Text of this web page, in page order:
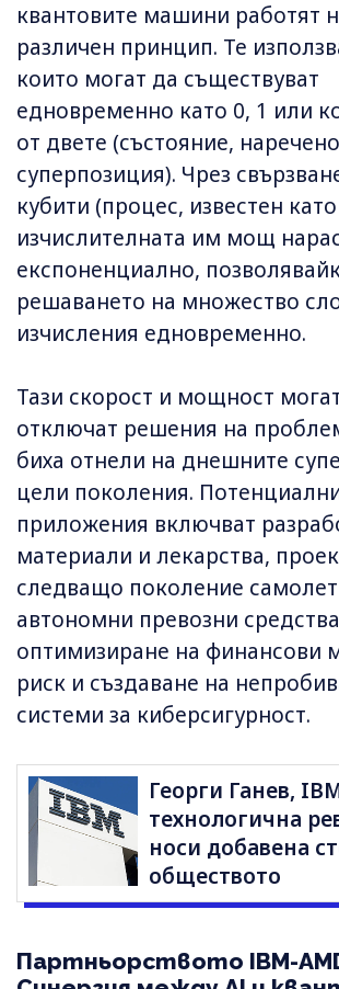
квантовите машини работят
различен принцип. Те
които могат да съществуват
едновременно като 0, 1 или
от двете (състояние, наречено
суперпозиция). Чрез
кубити (процес, известен
изчислителната им мощ
експоненциално,
решаването на множество
изчисления едновременно.
Тази скорост и мощност
отключат решения на
биха отнели на днешните
цели поколения.
приложения включват
материали и лекарства,
следващо поколение
автономни превозни
оптимизиране на финансови
риск и създаване на
системи за киберсигурност.
Георги Ганев,
технологична
носи добавена
обществото
Партньорството IBM-